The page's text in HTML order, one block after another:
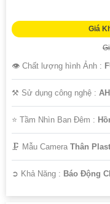
Giá
👁 Chất lượng hình Ảnh :
⚒ Sử dụng công nghệ :
⭐ Tầm Nhìn Ban Đêm :
🗜️ Mẫu Camera Thân
️➲ Khả Năng : Báo Động